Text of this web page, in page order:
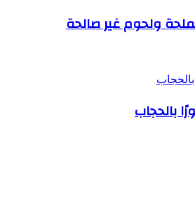
ولحوم غير صالحة
بالحجاب